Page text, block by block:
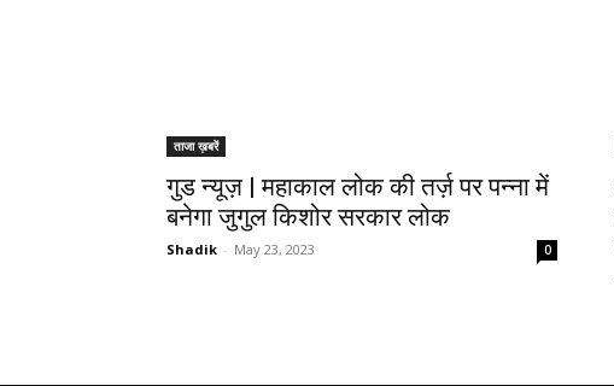
ताजा ख़बरें
गुड न्यूज़ | महाकाल लोक की तर्ज़ पर पन्ना में
बनेगा जुगुल किशोर सरकार लोक
Shadik - May 23, 2023 0